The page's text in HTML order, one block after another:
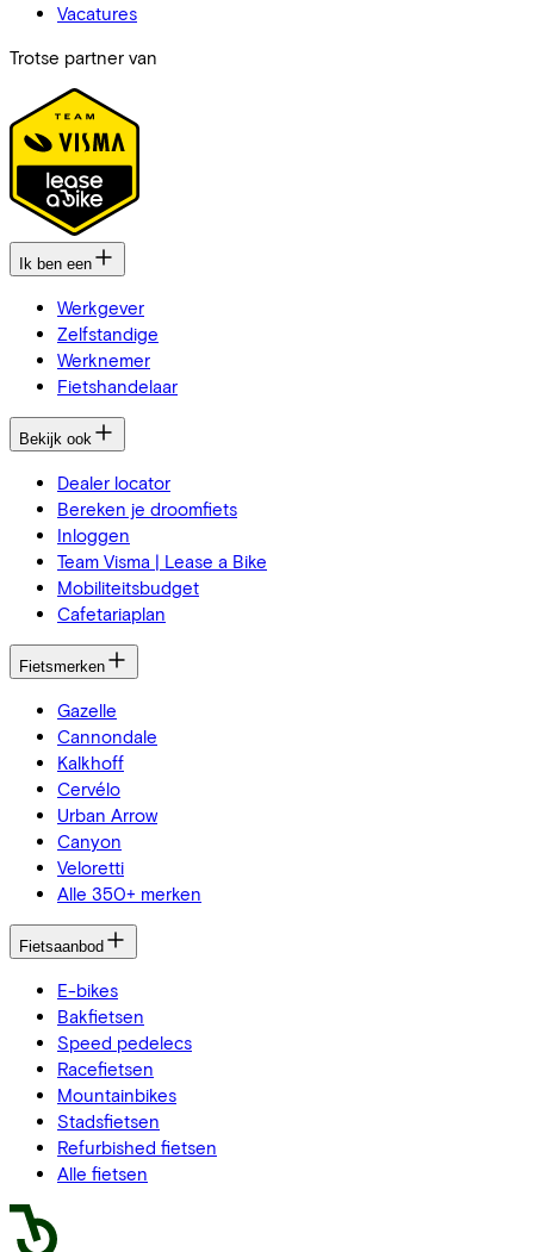
Vacatures
Trotse partner van
Ik ben een
Werkgever
Zelfstandige
Werknemer
Fietshandelaar
Bekijk ook
Dealer locator
Bereken je droomfiets
Inloggen
Team Visma | Lease a Bike
Mobiliteitsbudget
Cafetariaplan
Fietsmerken
Gazelle
Cannondale
Kalkhoff
Cervélo
Urban Arrow
Canyon
Veloretti
Alle 350+ merken
Fietsaanbod
E-bikes
Bakfietsen
Speed pedelecs
Racefietsen
Mountainbikes
Stadsfietsen
Refurbished fietsen
Alle fietsen